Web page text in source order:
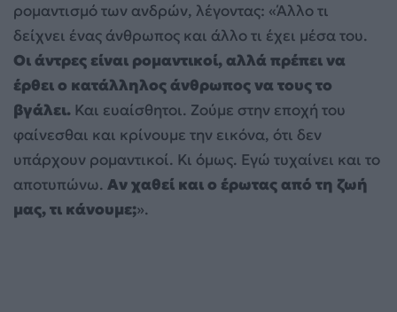
ρομαντισμό των ανδρών, λέγοντας: «Άλλο τι
δείχνει ένας άνθρωπος και άλλο τι έχει μέσα του.
Οι άντρες είναι ρομαντικοί, αλλά πρέπει να
έρθει ο κατάλληλος άνθρωπος να τους το
βγάλει. Και ευαίσθητοι. Ζούμε στην εποχή του
φαίνεσθαι και κρίνουμε την εικόνα, ότι δεν
υπάρχουν ρομαντικοί. Κι όμως. Εγώ τυχαίνει και το
αποτυπώνω. Αν χαθεί και ο έρωτας από τη ζωή
μας, τι κάνουμε;».